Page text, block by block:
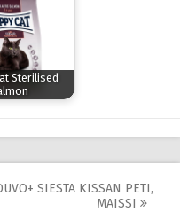
Sterilised
SIESTA KISSAN PETI,
MAISSI